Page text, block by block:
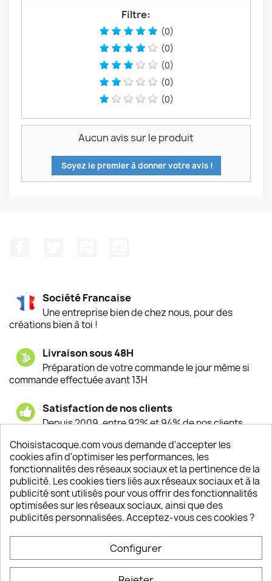
Filtre:
(0)
(0)
(0)
(0)
(0)
Aucun avis sur le produit
Soyez le premier à donner votre avis !
Société Francaise
Une entreprise bien de chez nous, pour des
créations bien à toi !
Livraison sous 48H
Préparation de votre commande le jour même si
commande effectuée avant 13H
Satisfaction de nos clients
Depuis 2009, entre 92% et 94% de nos clients
Un SAV à votre écoute
Notre SAV est disponible 6/7J de 10h à 18H
INFORMATIONS 
Choisistacoque.com vous demande d'accepter les
cookies afin d'optimiser les performances, les
fonctionnalités des réseaux sociaux et la pertinence de la
publicité. Les cookies tiers liés aux réseaux sociaux et à la
publicité sont utilisés pour vous offrir des fonctionnalités
optimisées sur les réseaux sociaux, ainsi que des
publicités personnalisées. Acceptez-vous ces cookies ?
Configurer